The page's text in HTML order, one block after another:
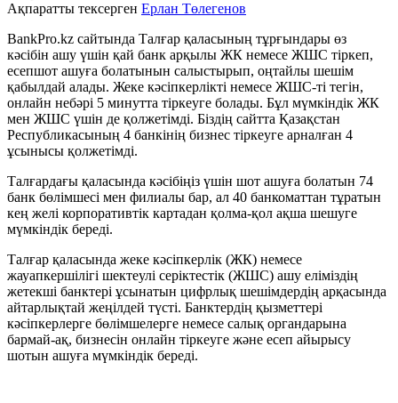
Ақпаратты тексерген Ерлан Төлегенов
BankPro.kz сайтында Талғар қаласының тұрғындары өз
кәсібін ашу үшін қай банк арқылы ЖК немесе ЖШС тіркеп,
есепшот ашуға болатынын салыстырып, оңтайлы шешім
қабылдай алады. Жеке кәсіпкерлікті немесе ЖШС-ті тегін,
онлайн небәрі 5 минутта тіркеуге болады. Бұл мүмкіндік ЖК
мен ЖШС үшін де қолжетімді. Біздің сайтта Қазақстан
Республикасының 4 банкінің бизнес тіркеуге арналған 4
ұсынысы қолжетімді.
Талғардағы қаласында кәсібіңіз үшін шот ашуға болатын 74
банк бөлімшесі мен филиалы бар, ал 40 банкоматтан тұратын
кең желі корпоративтік картадан қолма-қол ақша шешуге
мүмкіндік береді.
Талғар қаласында жеке кәсіпкерлік (ЖК) немесе
жауапкершілігі шектеулі серіктестік (ЖШС) ашу еліміздің
жетекші банктері ұсынатын цифрлық шешімдердің арқасында
айтарлықтай жеңілдей түсті. Банктердің қызметтері
кәсіпкерлерге бөлімшелерге немесе салық органдарына
бармай-ақ, бизнесін онлайн тіркеуге және есеп айырысу
шотын ашуға мүмкіндік береді.